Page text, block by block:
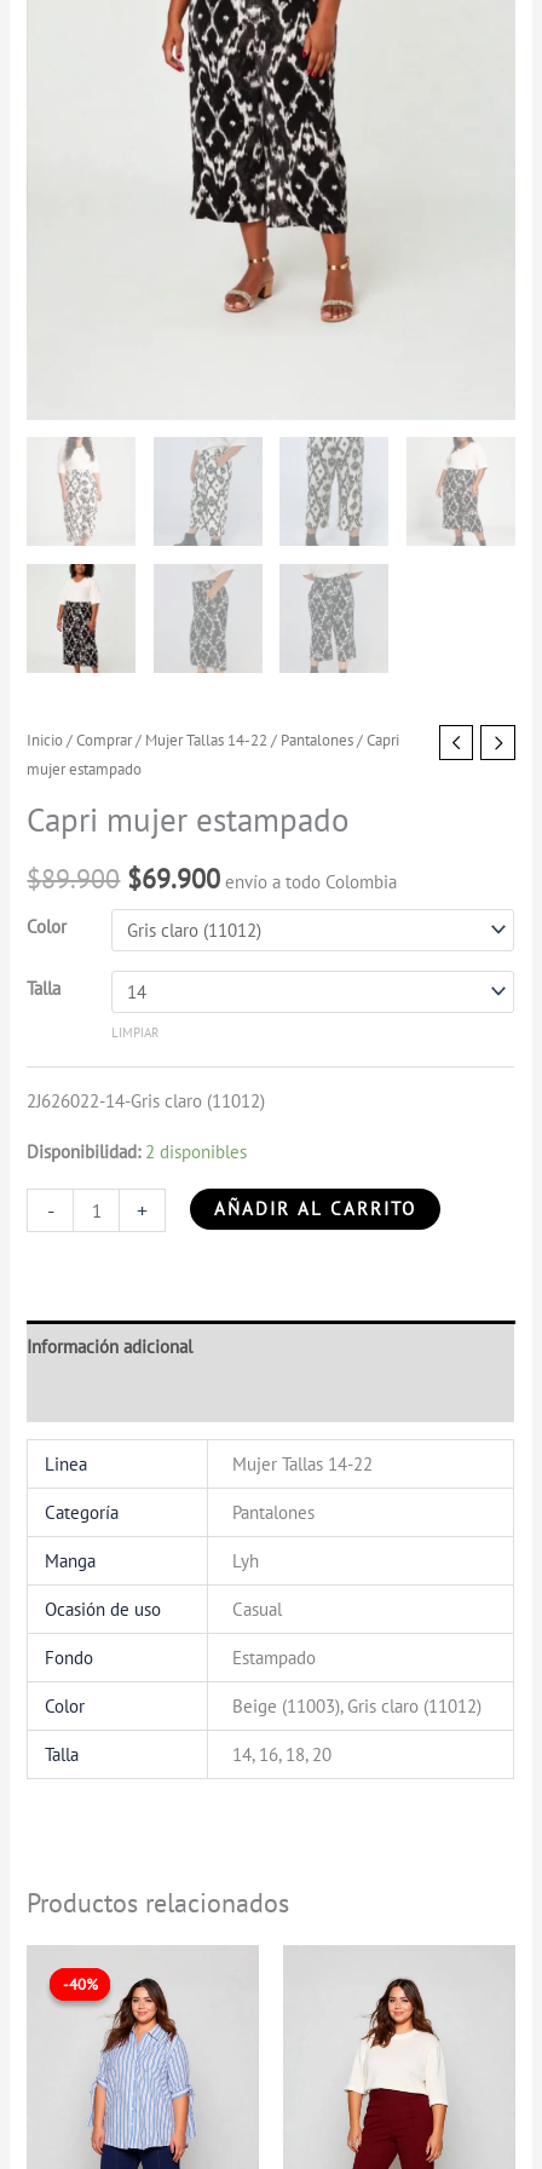
Inicio/Comprar/ Mujer Tallas 14-22 / Pantalones/ Capri
mujer estampado
Capri mujer estampado
$89.900
El
original
era:
$89.900.
$69.900
El
actual
es:
$69.900.
envío a todo Colombia
Color
Talla
LIMPIAR
2J626022-14-Gris claro (11012)
Disponibilidad: 2 disponibles
-
Capri
mujer
estampado
cantidad
+ AÑADIR AL CARRITO
Información adicional
Linea Mujer Tallas 14-22
Categoría Pantalones
Manga Lyh
Ocasión de uso Casual
Fondo Estampado
Color Beige (11003), Gris claro (11012)
Talla 14, 16, 18, 20
Productos relacionados
-40%
-40% precio
original
era:
$99.900.
actual
es:
$59.900.